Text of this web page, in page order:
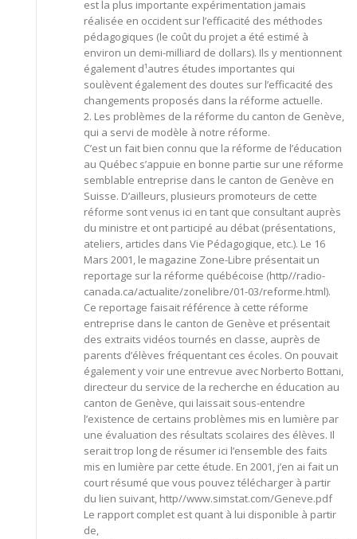
est la plus importante expérimentation jamais
réalisée en occident sur l’efficacité des méthodes
pédagogiques (le coût du projet a été estimé à
environ un demi-milliard de dollars). Ils y mentionnent
également d¹autres études importantes qui
soulèvent également des doutes sur l’efficacité des
changements proposés dans la réforme actuelle.
2. Les problèmes de la réforme du canton de Genève,
qui a servi de modèle à notre réforme.
C’est un fait bien connu que la réforme de l’éducation
au Québec s’appuie en bonne partie sur une réforme
semblable entreprise dans le canton de Genève en
Suisse. D’ailleurs, plusieurs promoteurs de cette
réforme sont venus ici en tant que consultant auprès
du ministre et ont participé au débat (présentations,
ateliers, articles dans Vie Pédagogique, etc.). Le 16
Mars 2001, le magazine Zone-Libre présentait un
reportage sur la réforme québécoise (http//radio-
canada.ca/actualite/zonelibre/01-03/reforme.html).
Ce reportage faisait référence à cette réforme
entreprise dans le canton de Genève et présentait
des extraits vidéos tournés en classe, auprès de
parents d’élèves fréquentant ces écoles. On pouvait
également y voir une entrevue avec Norberto Bottani,
directeur du service de la recherche en éducation au
canton de Genève, qui laissait sous-entendre
l’existence de certains problèmes mis en lumière par
une évaluation des résultats scolaires des élèves. Il
serait trop long de résumer ici l’ensemble des faits
mis en lumière par cette étude. En 2001, j’en ai fait un
court résumé que vous pouvez télécharger à partir
du lien suivant, http//www.simstat.com/Geneve.pdf
Le rapport complet est quant à lui disponible à partir
de,